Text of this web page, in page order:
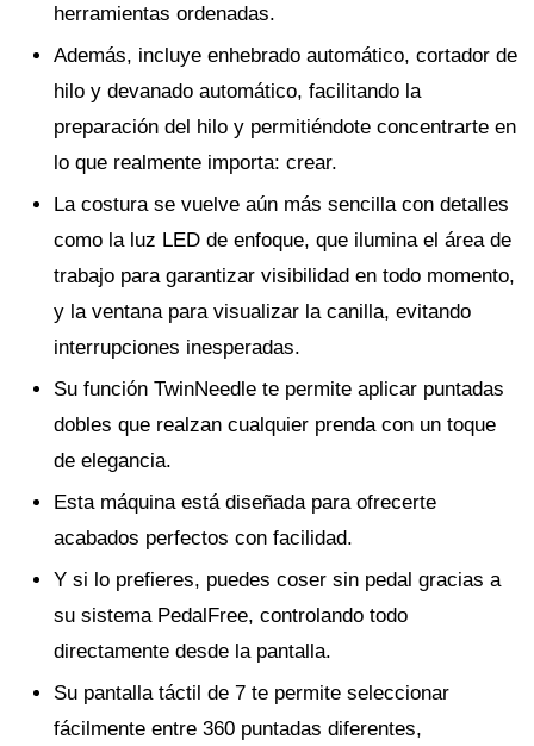
herramientas ordenadas.
Además, incluye enhebrado automático, cortador de
hilo y devanado automático, facilitando la
preparación del hilo y permitiéndote concentrarte en
lo que realmente importa: crear.
La costura se vuelve aún más sencilla con detalles
como la luz LED de enfoque, que ilumina el área de
trabajo para garantizar visibilidad en todo momento,
y la ventana para visualizar la canilla, evitando
interrupciones inesperadas.
Su función TwinNeedle te permite aplicar puntadas
dobles que realzan cualquier prenda con un toque
de elegancia.
Esta máquina está diseñada para ofrecerte
acabados perfectos con facilidad.
Y si lo prefieres, puedes coser sin pedal gracias a
su sistema PedalFree, controlando todo
directamente desde la pantalla.
Su pantalla táctil de 7 te permite seleccionar
fácilmente entre 360 puntadas diferentes,